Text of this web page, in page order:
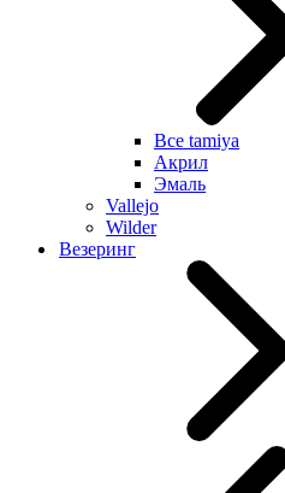
Все tamiya
Акрил
Эмаль
Vallejo
Wilder
Везеринг